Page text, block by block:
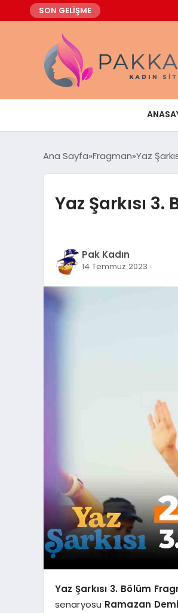
SON GELİŞME
Ana Sayfa Fragman Yaz
Yaz Şarkısı
Pak Kadın
14 Temmuz 2023
Yaz Şarkısı 3. Bölüm
senaryosu Ramazan